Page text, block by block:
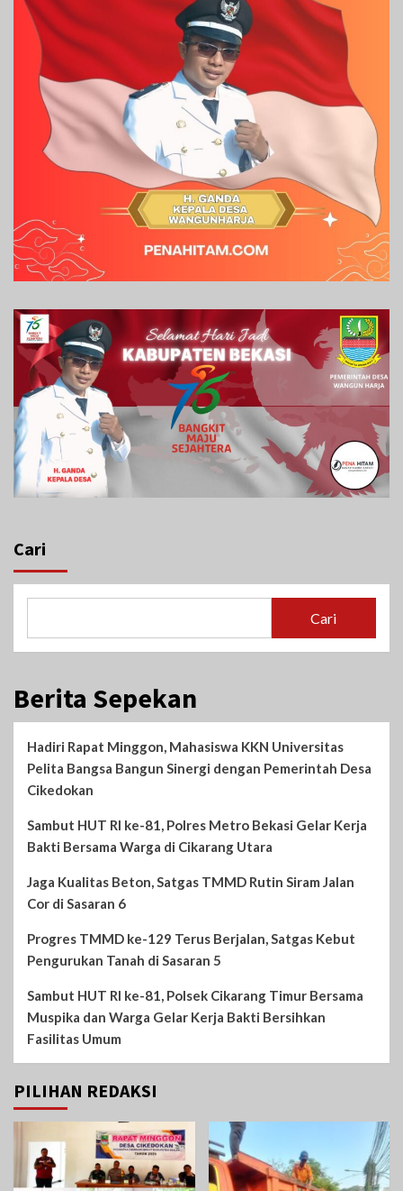
Cari
Cari
Berita Sepekan
Hadiri Rapat Minggon, Mahasiswa KKN Universitas
Pelita Bangsa Bangun Sinergi dengan Pemerintah Desa
Cikedokan
Sambut HUT RI ke-81, Polres Metro Bekasi Gelar Kerja
Bakti Bersama Warga di Cikarang Utara
Jaga Kualitas Beton, Satgas TMMD Rutin Siram Jalan
Cor di Sasaran 6
Progres TMMD ke-129 Terus Berjalan, Satgas Kebut
Pengurukan Tanah di Sasaran 5
Sambut HUT RI ke-81, Polsek Cikarang Timur Bersama
Muspika dan Warga Gelar Kerja Bakti Bersihkan
Fasilitas Umum
PILIHAN REDAKSI